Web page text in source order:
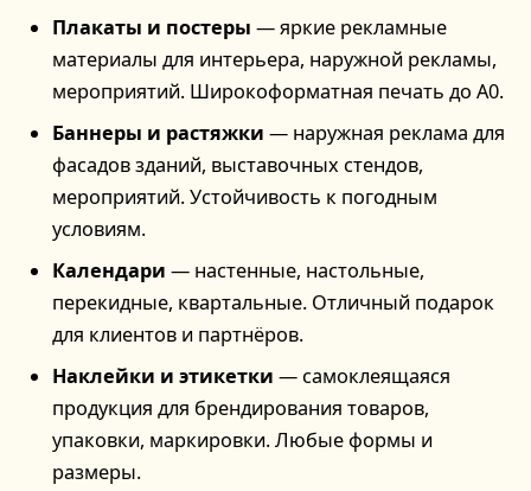
Плакаты и постеры — яркие рекламные
материалы для интерьера, наружной рекламы,
мероприятий. Широкоформатная печать до А0.
Баннеры и растяжки — наружная реклама для
фасадов зданий, выставочных стендов,
мероприятий. Устойчивость к погодным
условиям.
Календари — настенные, настольные,
перекидные, квартальные. Отличный подарок
для клиентов и партнёров.
Наклейки и этикетки — самоклеящаяся
продукция для брендирования товаров,
упаковки, маркировки. Любые формы и
размеры.